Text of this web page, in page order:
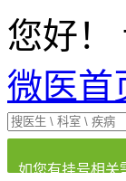
您好！
微医首
如您有挂号相关